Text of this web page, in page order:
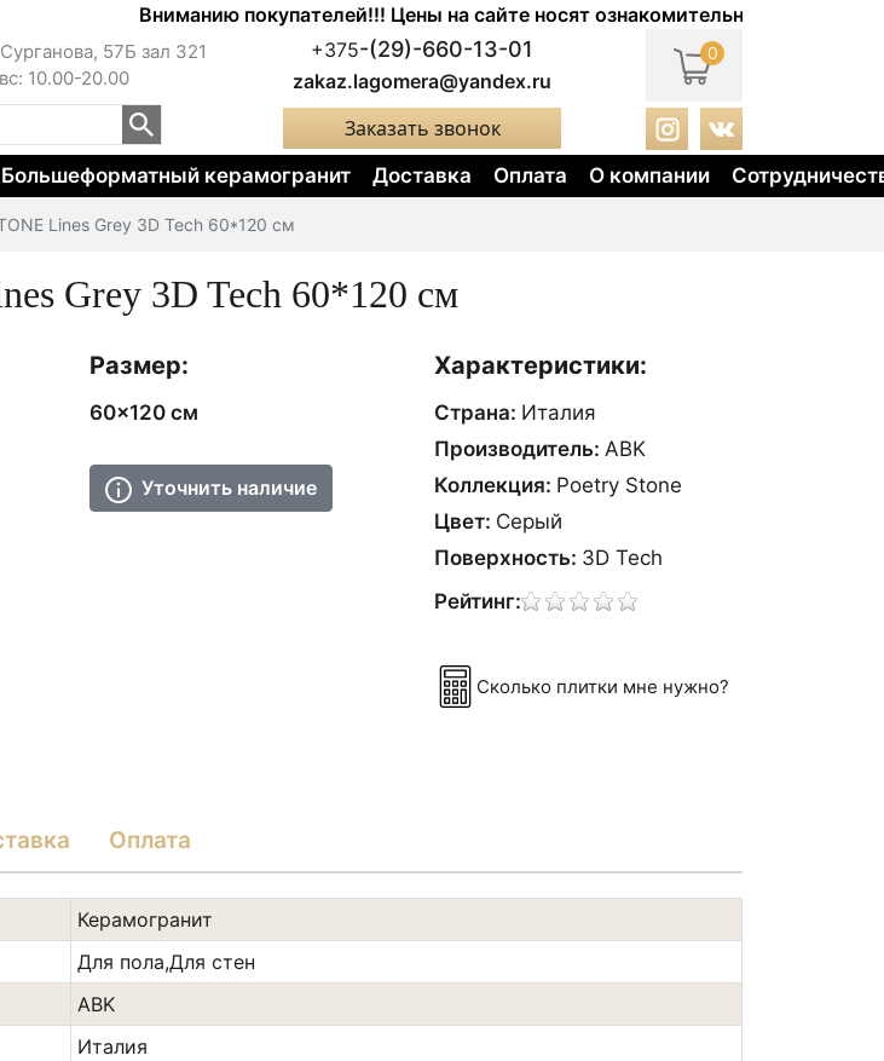
Вниманию покупателей!!! Цены на сайте носят ознакомительный характер.
57Б зал 321
10.00-20.00
+375-(29)-660-13-01
zakaz.lagomera@yandex.ru
Заказать звонок
0
Большеформатный керамогранит Доставка Оплата О компании
Lines Grey 3D Tech 60*120 см
Grey 3D Tech 60*120 см
Размер:
60x120 см
Уточнить наличие
Характеристики:
Страна: Италия
Производитель: ABK
Коллекция: Poetry Stone
Цвет: Сeрый
Поверхность: 3D Tech
Рейтинг:
Сколько плитки мне нужно?
Оплата
Керамогранит
Для пола,Для стен
ABK
Италия